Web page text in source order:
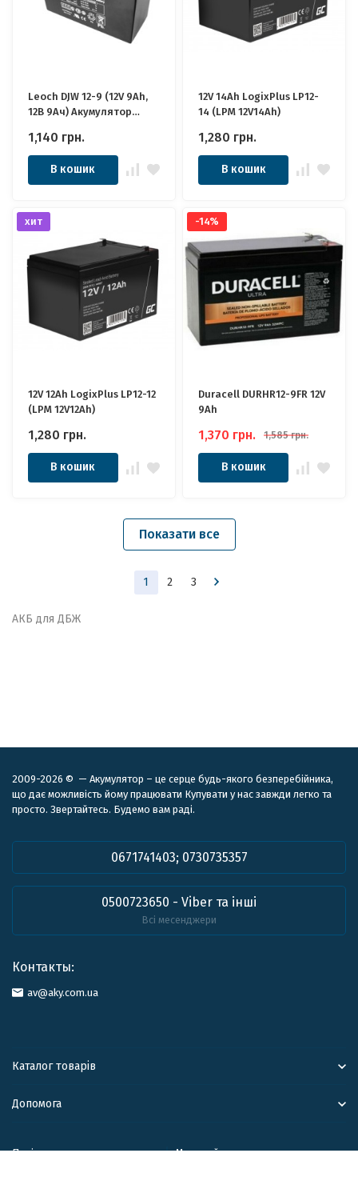
Leoch DJW 12-9 (12V 9Ah,
12В 9Ач) Акумулятор
1,140 грн.
В кошик
12V 14Ah LogixPlus LP12-
14 (LPM 12V14Ah)
1,280 грн.
В кошик
хит
12V 12Ah LogixPlus LP12-12
(LPM 12V12Ah)
1,280 грн.
В кошик
-14%
Duracell DURHR12-9FR 12V
9Ah
1,370 грн. 1,585 грн.
В кошик
Показати все
1 2 3
АКБ для ДБЖ
2009-2026 © — Акумулятор – це серце будь-якого безперебійника,
що дає можливість йому працювати Купувати у нас завжди легко та
просто. Звертайтесь. Будемо вам раді.
0671741403; 0730735357
0500723650 - Viber та інші
Всі месенджери
Контакты:
av@aky.com.ua
Каталог товарів
Допомога
Політика персональних данних Мапа сайту